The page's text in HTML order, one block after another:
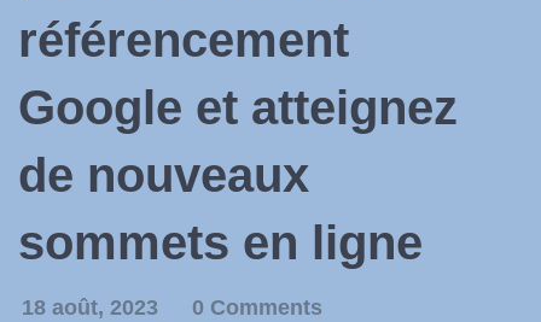
référencement
Google et atteignez
de nouveaux
sommets en ligne
18 août, 2023 0 Comments